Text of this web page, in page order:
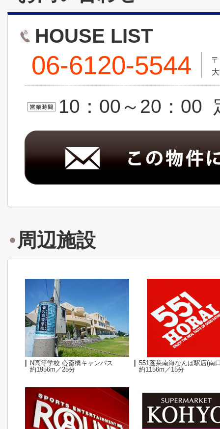
HOUSE LIST
06-6120-5544
10：00～20：00
周辺施設
N高等学校 心斎橋キャンパス
約1956m／25分
551蓬莱南海なんば駅店(南
約1156m／15分